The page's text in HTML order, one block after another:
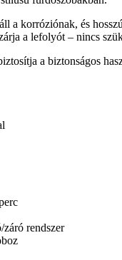
a korróziónak, és
a lefolyót – nincs
a biztonságos
rendszer